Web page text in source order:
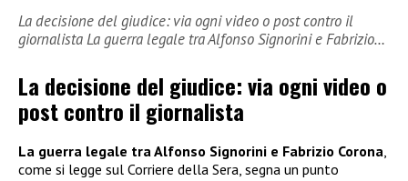
La decisione del giudice: via ogni video o post contro il
giornalista La guerra legale tra Alfonso Signorini e Fabrizio…
La decisione del giudice: via ogni video o
post contro il giornalista
La guerra legale tra Alfonso Signorini e Fabrizio Corona
come si legge sul Corriere della Sera, segna un punto